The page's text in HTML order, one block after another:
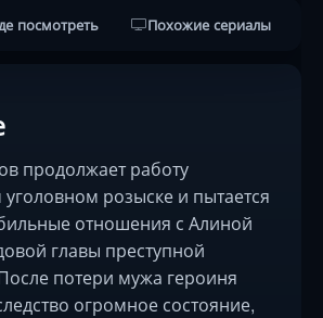
посмотреть Похожие сериалы
продолжает работу
розыске и пытается
отношения с Алиной
главы преступной
потери мужа героиня
огромное состояние,